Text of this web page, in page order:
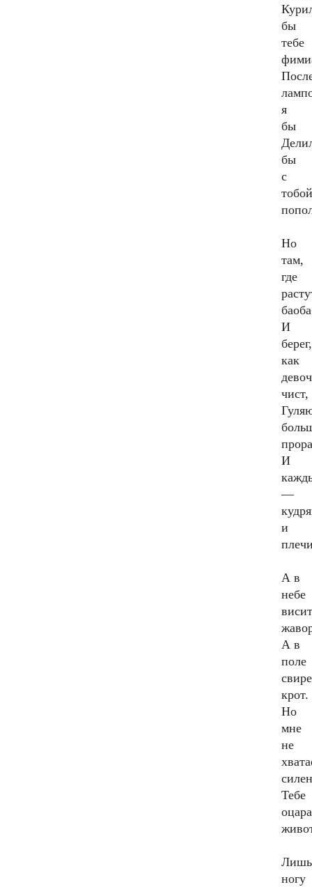
бы
тебе
я
бы
бы
с
тобой
Но
там,
где
И
берег,
как
чист,
И
—
и
А в
небе
висит
А в
поле
крот.
Но
мне
не
Тебе
Лишь
ногу